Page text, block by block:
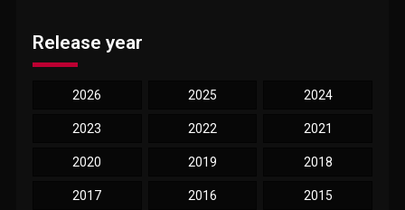
Release year
2026 2025 2024
2023 2022 2021
2020 2019 2018
2017 2016 2015